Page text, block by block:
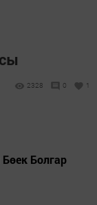
2328 0 1
Болгар